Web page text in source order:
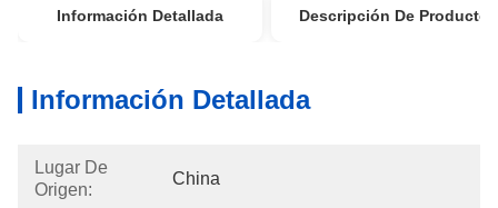
Información Detallada Descripción De Producto
Información Detallada
Lugar De
Origen:
China